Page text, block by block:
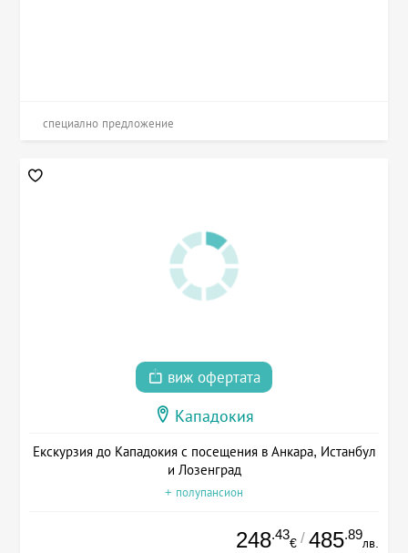
специално предложение
виж офертата
Кападокия
Екскурзия до Кападокия с посещения в Анкара, Истанбул
и Лозенград
+ полупансион
248.43
€ / 485.89
лв.